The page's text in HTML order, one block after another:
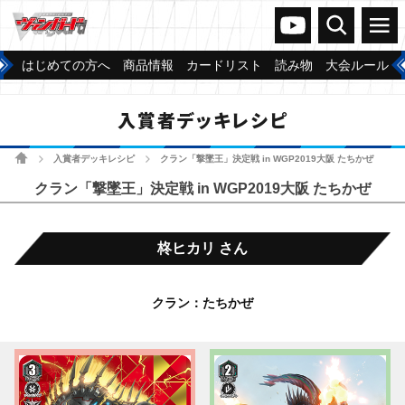
ヴァンガードch
検索 メニュー
はじめての方へ 商品情報 カードリスト 読み物 大会ルール
入賞者デッキレシピ
ホーム 入賞者デッキレシピ クラン「撃墜王」決定戦 in WGP2019大阪 たちかぜ
クラン「撃墜王」決定戦 in WGP2019大阪 たちかぜ
柊ヒカリ さん
クラン：たちかぜ